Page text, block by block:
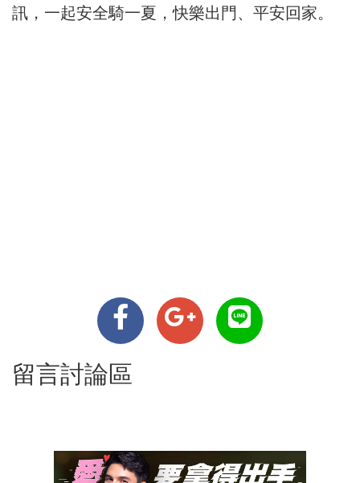
訊，一起安全騎一夏，快樂出門、平安回家。
留言討論區